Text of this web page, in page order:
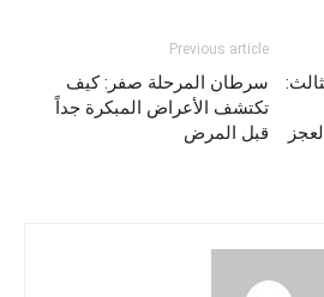
Previous article
سرطان المرحلة صفر: كيف
تكتشف الأعراض المبكرة جداً
قبل المرض
والعجز